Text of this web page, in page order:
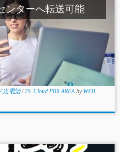
ンターへ転送可能
光電話/ 75_Cloud PBX AREAby WEB